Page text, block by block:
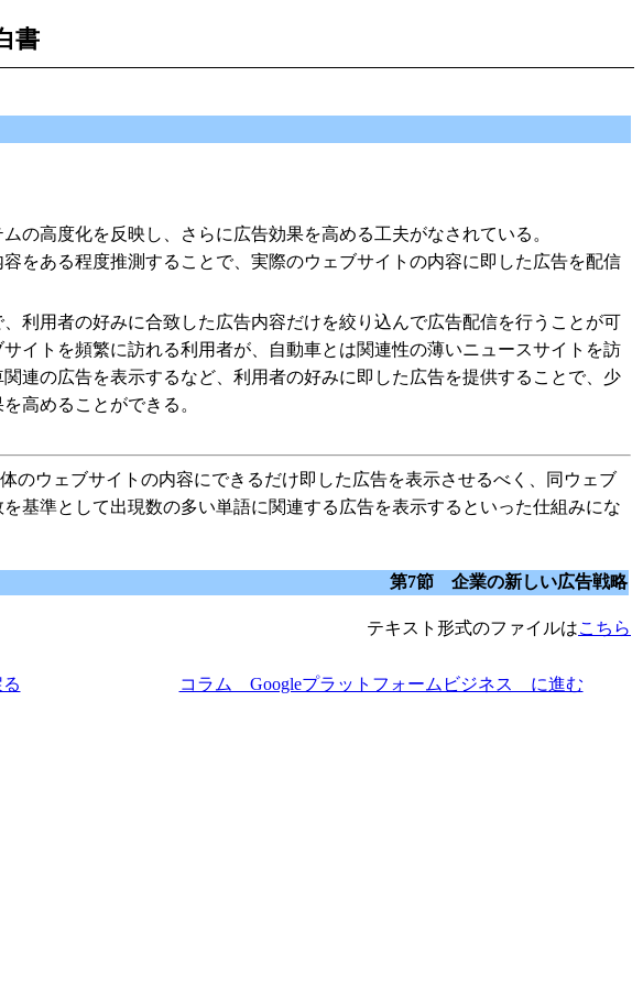
書
の高度化を反映し、さらに広告効果を高める工夫がなされている。
をある程度推測することで、実際のウェブサイトの内容に即した広告を配信
利用者の好みに合致した広告内容だけを絞り込んで広告配信を行うことが可
イトを頻繁に訪れる利用者が、自動車とは関連性の薄いニュースサイトを訪
連の広告を表示するなど、利用者の好みに即した広告を提供することで、少
高めることができる。
のウェブサイトの内容にできるだけ即した広告を表示させるべく、同ウェブ
基準として出現数の多い単語に関連する広告を表示するといった仕組みにな
第7節 企業の新しい広告戦略
テキスト形式のファイルはこちら
コラム Googleプラットフォームビジネス に進む